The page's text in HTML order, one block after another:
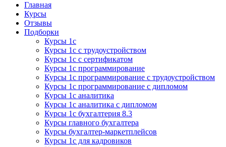
Курсы 1С
Курсы 1С официальная сертификация
Главная
Курсы
Отзывы
Подборки
Курсы 1с
Курсы 1с с трудоустройством
Курсы 1с с сертификатом
Курсы 1с программирование
Курсы 1с программирование с трудоустройством
Курсы 1с программирование с дипломом
Курсы 1с аналитика
Курсы 1с аналитика с дипломом
Курсы 1с бухгалтерия 8.3
Курсы главного бухгалтера
Курсы бухгалтер-маркетплейсов
Курсы 1с для кадровиков